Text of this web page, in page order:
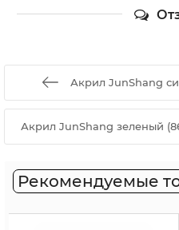
Акрил JunShang
Акрил JunShang зеленый
Рекомендуемые